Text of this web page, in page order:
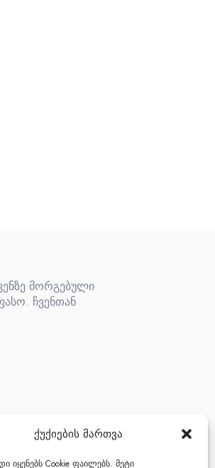
ქუქიების მართვა
იყენებს Cookie ფაილებს. მეტი
მორგებული
ჩვენთან